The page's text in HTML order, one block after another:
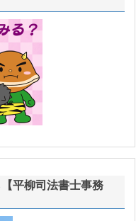
平柳司法書士事務